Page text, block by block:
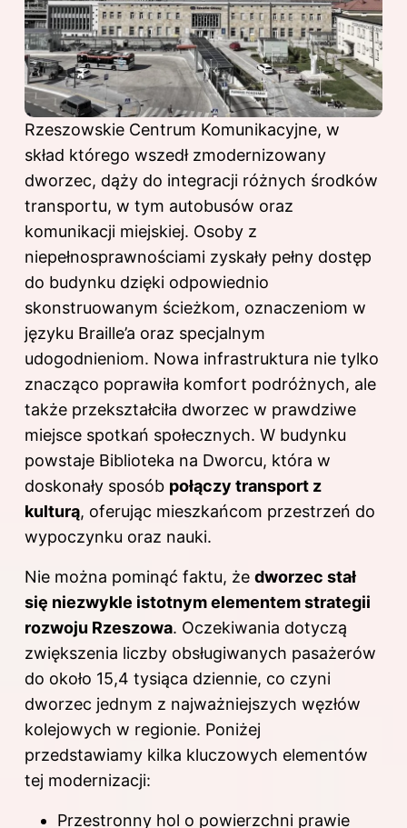
Rzeszowskie Centrum Komunikacyjne, w
skład którego wszedł zmodernizowany
dworzec, dąży do integracji różnych środków
transportu, w tym autobusów oraz
komunikacji miejskiej. Osoby z
niepełnosprawnościami zyskały pełny dostęp
do budynku dzięki odpowiednio
skonstruowanym ścieżkom, oznaczeniom w
języku Braille’a oraz specjalnym
udogodnieniom. Nowa infrastruktura nie tylko
znacząco poprawiła komfort podróżnych, ale
także przekształciła dworzec w prawdziwe
miejsce spotkań społecznych. W budynku
powstaje Biblioteka na Dworcu, która w
doskonały sposób połączy transport z
kulturą, oferując mieszkańcom przestrzeń do
wypoczynku oraz nauki.
Nie można pominąć faktu, że dworzec stał
się niezwykle istotnym elementem strategii
rozwoju Rzeszowa. Oczekiwania dotyczą
zwiększenia liczby obsługiwanych pasażerów
do około 15,4 tysiąca dziennie, co czyni
dworzec jednym z najważniejszych węzłów
kolejowych w regionie. Poniżej
przedstawiamy kilka kluczowych elementów
tej modernizacji:
Przestronny hol o powierzchni prawie